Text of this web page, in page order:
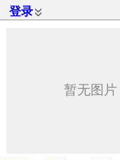
登录